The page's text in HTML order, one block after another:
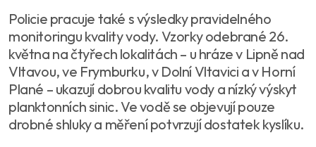
Policie pracuje také s výsledky pravidelného
monitoringu kvality vody. Vzorky odebrané 26.
května na čtyřech lokalitách – u hráze v Lipně nad
Vltavou, ve Frymburku, v Dolní Vltavici a v Horní
Plané – ukazují dobrou kvalitu vody a nízký výskyt
planktonních sinic. Ve vodě se objevují pouze
drobné shluky a měření potvrzují dostatek kyslíku.